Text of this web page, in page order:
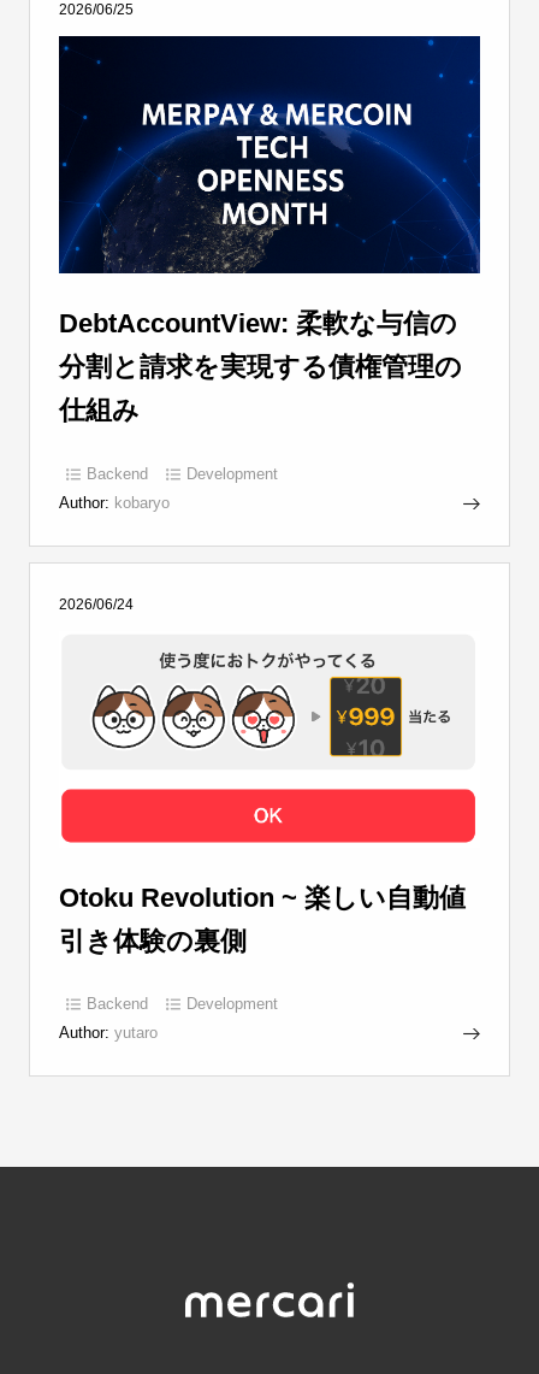
2026/06/25
DebtAccountView: 柔軟な与信の
分割と請求を実現する債権管理の
仕組み
Backend
Development
Author: kobaryo
2026/06/24
Otoku Revolution ~ 楽しい自動値
引き体験の裏側
Backend
Development
Author: yutaro